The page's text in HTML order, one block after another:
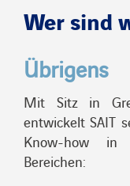
Wer sind
Übrigens
Mit Sitz in
entwickelt SAIT
Know-how in
Bereichen: